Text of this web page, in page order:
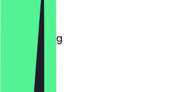
Dienstag
Mittwoch
Donnerstag
Freitag
Samstag
Sonntag